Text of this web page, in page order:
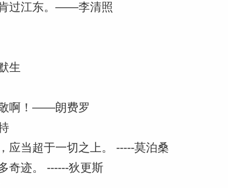
过江东。——李清照
生
敬啊！——朗费罗
应当超于一切之上。 -----莫泊桑
奇迹。 ------狄更斯